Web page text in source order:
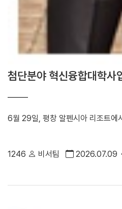
첨단분야 혁신융합대학
6월 29일, 평창 알펜시아 리조트에
1246 비서팀 2026.07.09